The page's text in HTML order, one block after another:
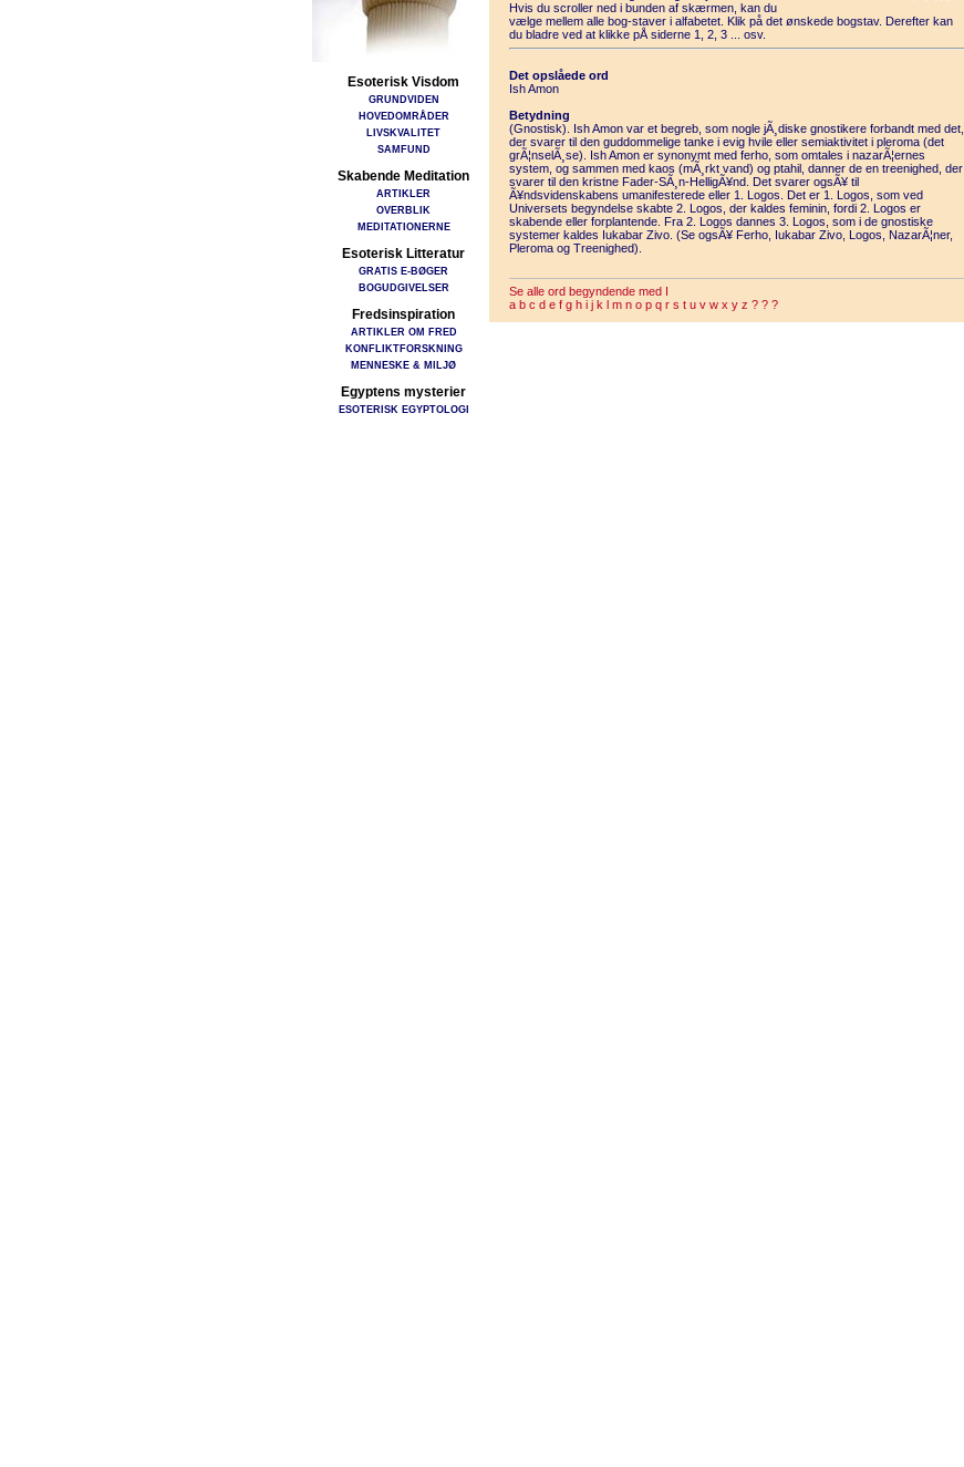
Esoterisk Visdom
GRUNDVIDEN
HOVEDOMRÅDER
LIVSKVALITET
SAMFUND
Skabende Meditation
ARTIKLER
OVERBLIK
MEDITATIONERNE
Esoterisk Litteratur
GRATIS E-BØGER
BOGUDGIVELSER
Fredsinspiration
ARTIKLER OM FRED
KONFLIKTFORSKNING
MENNESKE & MILJØ
Egyptens mysterier
ESOTERISK EGYPTOLOGI
Hvis du scroller ned i bunden af skærmen, kan du
vælge mellem alle bog-staver i alfabetet. Klik på det ønskede bogstav. Derefter kan
du bladre ved at klikke pÅ siderne 1, 2, 3 ... osv.
Det opslåede ord
Ish Amon
Betydning
(Gnostisk). Ish Amon var et begreb, som nogle jÃ¸diske gnostikere forbandt med det,
der svarer til den guddommelige tanke i evig hvile eller semiaktivitet i pleroma (det
grÃ¦nselÃ¸se). Ish Amon er synonymt med ferho, som omtales i nazarÃ¦ernes
system, og sammen med kaos (mÃ¸rkt vand) og ptahil, danner de en treenighed, der
svarer til den kristne Fader-SÃ¸n-HelligÃ¥nd. Det svarer ogsÃ¥ til
Ã¥ndsvidenskabens umanifesterede eller 1. Logos. Det er 1. Logos, som ved
Universets begyndelse skabte 2. Logos, der kaldes feminin, fordi 2. Logos er
skabende eller forplantende. Fra 2. Logos dannes 3. Logos, som i de gnostiske
systemer kaldes Iukabar Zivo. (Se ogsÃ¥ Ferho, Iukabar Zivo, Logos, NazarÃ¦ner,
Pleroma og Treenighed).
Se alle ord begyndende med I
a b c d e f g h i j k l m n o p q r s t u v w x y z ? ? ?